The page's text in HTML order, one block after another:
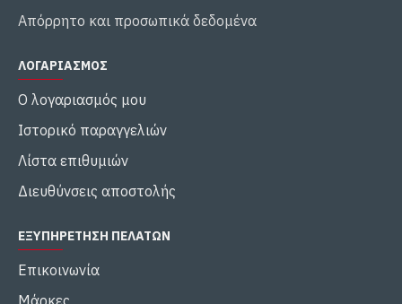
Απόρρητο και προσωπικά δεδομένα
ΛΟΓΑΡΙΑΣΜΌΣ
Ο λογαριασμός μου
Ιστορικό παραγγελιών
Λίστα επιθυμιών
Διευθύνσεις αποστολής
ΕΞΥΠΗΡΈΤΗΣΗ ΠΕΛΑΤΏΝ
Επικοινωνία
Μάρκες